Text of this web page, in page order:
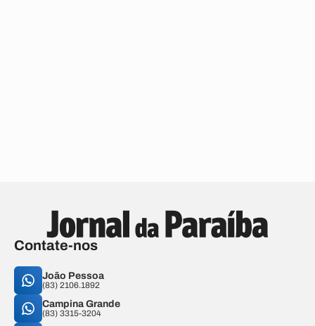
Contate-nos
João Pessoa
(83) 2106.1892
Campina Grande
(83) 3315-3204